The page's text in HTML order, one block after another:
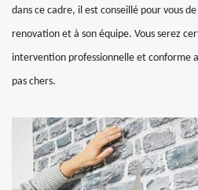
dans ce cadre, il est conseillé pour vous
renovation et à son équipe. Vous serez
intervention professionnelle et conforme
pas chers.